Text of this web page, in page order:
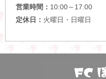
営業時間： 10:00～17:00
定休日： 火曜日・日曜日